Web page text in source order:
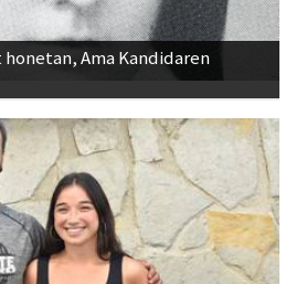
Ama Kandidaren